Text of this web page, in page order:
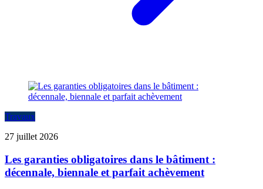
Travaux
27 juillet 2026
Les garanties obligatoires dans le bâtiment :
décennale, biennale et parfait achèvement